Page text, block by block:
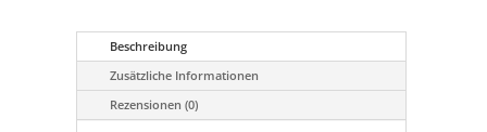
Beschreibung
Zusätzliche Informationen
Rezensionen (0)